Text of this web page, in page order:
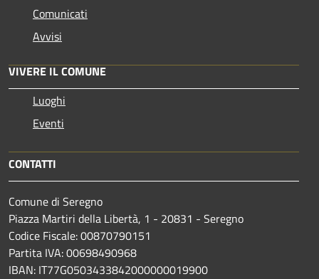
Comunicati
Avvisi
VIVERE IL COMUNE
Luoghi
Eventi
CONTATTI
Comune di Seregno
Piazza Martiri della Libertà, 1 - 20831 - Seregno
Codice Fiscale: 00870790151
Partita IVA: 00698490968
IBAN: IT77G0503433842000000019900